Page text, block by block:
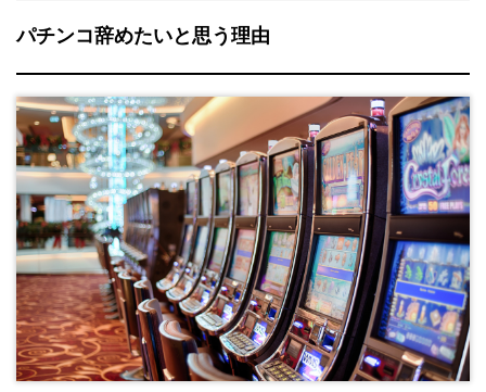
パチンコ辞めたいと思う理由